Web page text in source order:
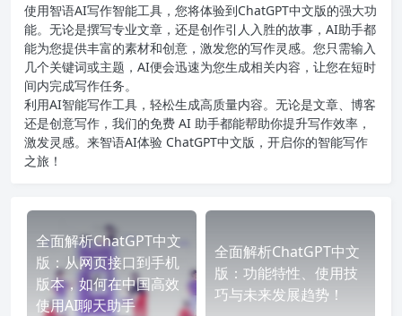
使用智语AI写作智能工具，您将体验到ChatGPT中文版的强大功
能。无论是撰写专业文章，还是创作引人入胜的故事，AI助手都
能为您提供丰富的素材和创意，激发您的写作灵感。您只需输入
几个关键词或主题，AI便会迅速为您生成相关内容，让您在短时
间内完成写作任务。
利用AI智能写作工具，轻松生成高质量内容。无论是文章、博客
还是创意写作，我们的免费 AI 助手都能帮助你提升写作效率，
激发灵感。来智语AI体验 ChatGPT中文版 ，开启你的智能写作
之旅！
全面解析ChatGPT中文
版：从网页接口到手机
版本，如何在中国高效
使用AI聊天助手
全面解析ChatGPT中文
版：功能特性、使用技
巧与未来发展趋势！